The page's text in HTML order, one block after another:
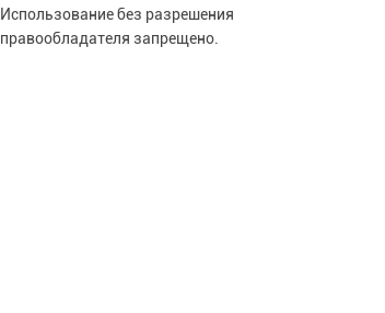
Использование без разрешения
правообладателя запрещено.